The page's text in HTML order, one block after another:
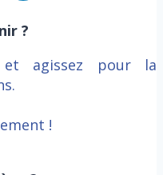
?
et agissez pour la
!